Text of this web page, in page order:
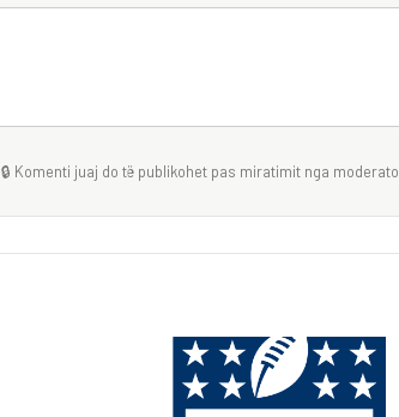
🔒 Komenti juaj do të publikohet pas miratimit nga